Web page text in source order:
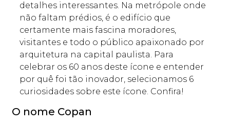
detalhes interessantes. Na metrópole onde
não faltam prédios, é o edifício que
certamente mais fascina moradores,
visitantes e todo o público apaixonado por
arquitetura na capital paulista. Para
celebrar os 60 anos deste ícone e entender
por quê foi tão inovador, selecionamos 6
curiosidades sobre este ícone. Confira!
O nome Copan